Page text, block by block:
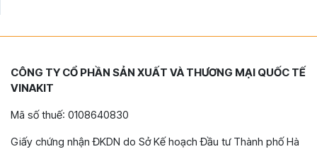
CÔNG TY CỔ PHẦN SẢN XUẤT VÀ THƯƠNG MẠI QUỐC TẾ
VINAKIT
Mã số thuế: 0108640830
Giấy chứng nhận ĐKDN do Sở Kế hoạch Đầu tư Thành phố Hà